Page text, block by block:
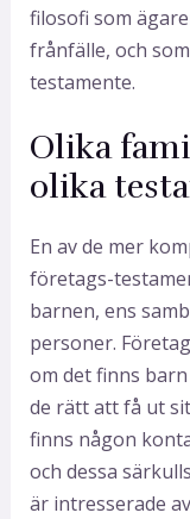
filosofi som
frånfälle, och
testamente.
Olika
olika
En av de mer
företags-
barnen, ens
personer.
om det finns
de rätt att få ut
finns någon
och dessa
är intresserade